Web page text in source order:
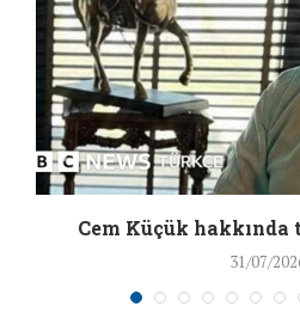
Cem Küçük
31/07/